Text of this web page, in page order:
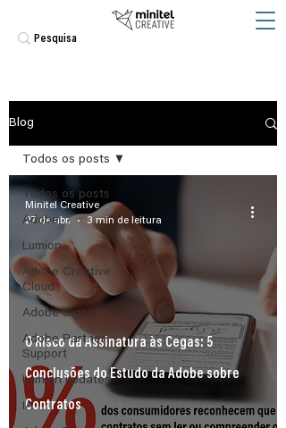
Blog
Todos os posts
Adobe
Lumion
Adobe Creative
Cloud
Adobe Sign
Adobe Partner
Support
Lumion updates
IA
Todos os posts
O Risco da Assinatura às Cegas: 5
Conclusões do Estudo da Adobe sobre
Contratos
Minitel Creative
27 de abr.
3 min de leitura